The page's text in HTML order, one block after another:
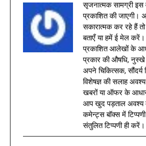
सृजनात्मक सामग्री इस
प्रकाशित की
सकारात्मक कर रहे हैं
बताएँ या हमें ई मेल
प्रकाशित आलेखों के
प्रकार की औषधि, नुस्खे
अपने चिकित्सक, सौंदर्य
विशेषज्ञ की सलाह
खबरों या ऑफर के आधार
आप खुद पड़ताल अवश्य
कमेन्ट्स बॉक्स में
संतुलित टिप्पणी ही करें।